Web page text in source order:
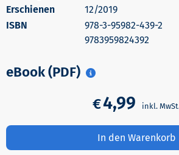
Erschienen
12/2019
978-3-95982-439-2
9783959824392
eBook (PDF)
€4,99
In den Warenkorb